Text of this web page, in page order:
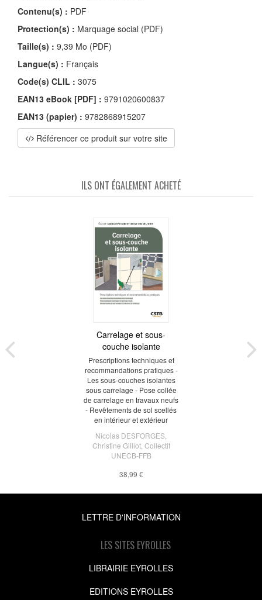
Contenu(s) : PDF
Protection(s) : Marquage social (PDF)
Taille(s) : 9,39 Mo (PDF)
Langue(s) : Français
Code(s) CLIL : 3075
EAN13 eBook [PDF] : 9791020600837
EAN13 (papier) : 9782868915207
Référencer ce produit sur votre site
ILS ONT ÉGALEMENT ACHETÉ
Carrelage et sous-
couche isolante
Prescriptions techniques et
recommandations pratiques -
Les sous-couches isolantes
sous carrelage - Pose collée
de carrelage en travaux neufs
- Revêtements de sol scellés
en intérieur et extérieur
Nicolas DESFORGES
Christine Gilliot, Collectif
UNECB-FFB
38,99 €
LETTRE D'INFORMATION
LES SITES EYROLLES
LIBRAIRIE EYROLLES
EDITIONS EYROLLES